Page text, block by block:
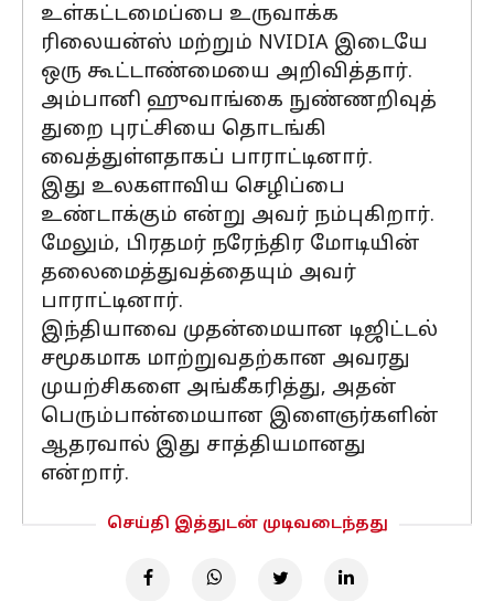
உள்கட்டமைப்பை உருவாக்க
ரிலையன்ஸ் மற்றும் NVIDIA இடையே
ஒரு கூட்டாண்மையை அறிவித்தார்.
அம்பானி ஹுவாங்கை நுண்ணறிவுத்
துறை புரட்சியை தொடங்கி
வைத்துள்ளதாகப் பாராட்டினார்.
இது உலகளாவிய செழிப்பை
உண்டாக்கும் என்று அவர் நம்புகிறார்.
மேலும், பிரதமர் நரேந்திர மோடியின்
தலைமைத்துவத்தையும் அவர்
பாராட்டினார்.
இந்தியாவை முதன்மையான டிஜிட்டல்
சமூகமாக மாற்றுவதற்கான அவரது
முயற்சிகளை அங்கீகரித்து, அதன்
பெரும்பான்மையான இளைஞர்களின்
ஆதரவால் இது சாத்தியமானது
என்றார்.
செய்தி இத்துடன் முடிவடைந்தது